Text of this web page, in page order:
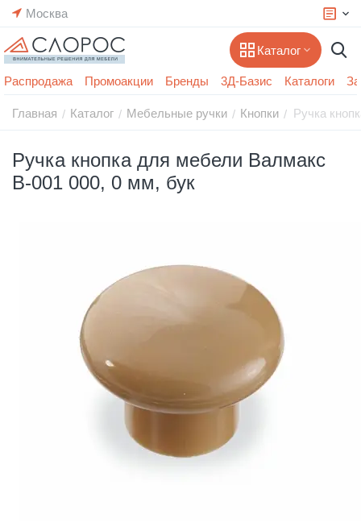
Москва
Каталог
Распродажа Промоакции Бренды 3Д-Базис Каталоги
Главная / Каталог / Мебельные ручки / Кнопки / Ручка
Ручка кнопка для мебели Валмакс
В-001 000, 0 мм, бук